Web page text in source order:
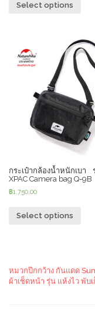
Select options
กระเป๋ากล้องน้ำหนักเบ
XPAC Camera bag Q-9B
฿1,750.00
Select options
หมวกปีกกว้าง กันแดด
ผ้าเช็ดหน้า รุ่น แห้งไว พับ